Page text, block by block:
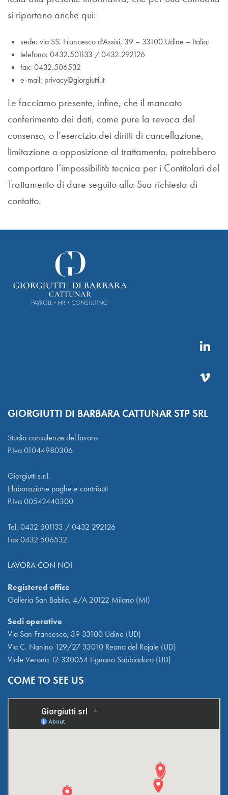
si riportano anche qui:
sede: via SS. Francesco d’Assisi, 39 – 33100 Udine – Italia;
telefono: 0432.501133 / 0432.292126
fax: 0432.506532
e-mail: privacy@giorgiutti.it
Le facciamo presente, infine, che il mancato
conferimento dei dati, come pure la revoca del
consenso, o l’esercizio dei diritti di cancellazione,
limitazione o opposizione al trattamento, potrebbero
comportare l’impossibilità tecnica per i Contitolari del
Trattamento di dare seguito alla Sua richiesta di
contatto.
GIORGIUTTI DI BARBARA CATTUNAR STP SRL
Studio consulenze del lavoro
P.Iva 01044980306
Giorgiutti s.r.l.
Elaborazione paghe e contributi
P.Iva 00542440300
Tel. 0432 501133 / 0432 292126
Fax 0432 506532
LAVORA CON NOI
Registered office
Galleria San Babila, 4/A 20122 Milano (MI)
Sedi operative
Via San Francesco, 39 33100 Udine (UD)
Via C. Nanino 129/27 33010 Reana del Rojale (UD)
Viale Verona 12 330054 Lignano Sabbiadoro (UD)
COME TO SEE US